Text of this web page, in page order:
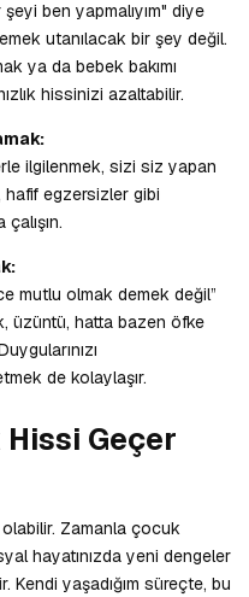
ben yapmalıyım" diye
utanılacak bir şey değil.
ya da bebek bakımı
hissinizi azaltabilir.
ilgilenmek, sizi siz yapan
hafif egzersizler gibi
mutlu olmak demek değil”
üzüntü, hatta bazen öfke
de kolaylaşır.
Hissi Geçer
Zamanla çocuk
hayatınızda yeni dengeler
Kendi yaşadığım süreçte, bu